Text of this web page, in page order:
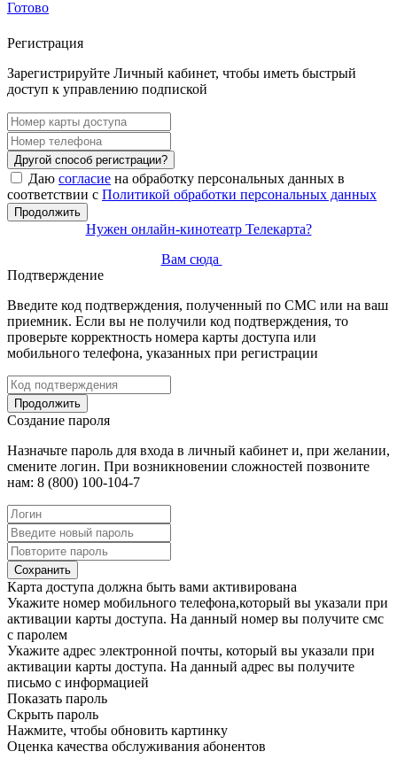
Готово
Регистрация
Зарегистрируйте Личный кабинет, чтобы иметь быстрый
доступ к управлению подпиской
Другой способ регистрации?
Даю согласие на обработку персональных данных в
соответствии с Политикой обработки персональных данных
Продолжить
Нужен онлайн-кинотеатр Телекарта?
Вам сюда
Подтверждение
Введите код подтверждения, полученный по СМС или на ваш
приемник. Если вы не получили код подтверждения, то
проверьте корректность номера карты доступа или
мобильного телефона, указанных при регистрации
Продолжить
Создание пароля
Назначьте пароль для входа в личный кабинет и, при желании,
смените логин. При возникновении сложностей позвоните
нам: 8 (800) 100-104-7
Сохранить
Карта доступа должна быть вами активирована
Укажите номер мобильного телефона,который вы указали при
активации карты доступа. На данный номер вы получите смс
с паролем
Укажите адрес электронной почты, который вы указали при
активации карты доступа. На данный адрес вы получите
письмо с информацией
Показать пароль
Скрыть пароль
Нажмите, чтобы обновить картинку
Оценка качества обслуживания абонентов